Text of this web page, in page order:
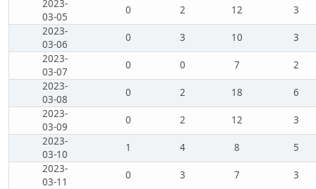
2023-
03-05
0 2 12
3
2023-
03-06
0 3 10
3
2023-
03-07
0 0 7
2
2023-
03-08
0 2 18
6
2023-
03-09
0 2 12
3
2023-
03-10
1 4 8
5
2023-
03-11
0 3 7
3